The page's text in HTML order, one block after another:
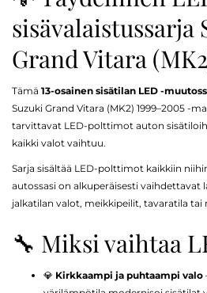
sisävalaistussarja
Grand Vitara
Tämä 13-osainen sisätilan LED -
Suzuki Grand Vitara (MK2) 1999–2005 -
tarvittavat LED-polttimot auton
kaikki valot vaihtuu.
Sarja sisältää LED-polttimot kaikkiin
autossasi on alkuperäisesti vaihdettavat
jalkatilan valot, meikkipeilit, tavaratila tai
🔧 Miksi vaihtaa
💎 Kirkkaampi ja puhtaampi valo